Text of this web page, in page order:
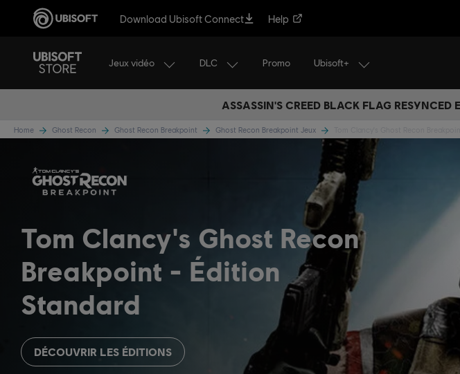
Download Ubisoft Connect Help
Jeux vidéo DLC Promo Ubisoft+
ASSASSIN'S CREED BLACK FLAG
Home Ghost Recon Ghost Recon Breakpoint Ghost Recon Breakpoint Jeux
Tom Clancy's Ghost Recon
Breakpoint
Édition
Standard
DÉCOUVRIR LES ÉDITIONS